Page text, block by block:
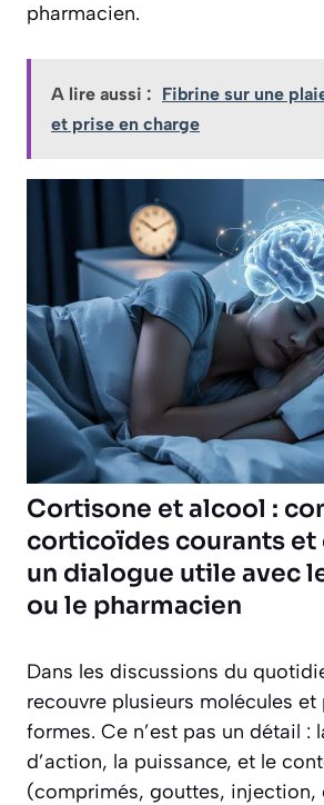
pharmacien.
A lire aussi : Fibrine sur une
et prise en charge
Cortisone et alcool :
corticoïdes courants et
un dialogue utile avec
ou le pharmacien
Dans les discussions du
recouvre plusieurs molécules et
formes. Ce n’est pas un détail :
d’action, la puissance, et le
(comprimés, gouttes, injection,